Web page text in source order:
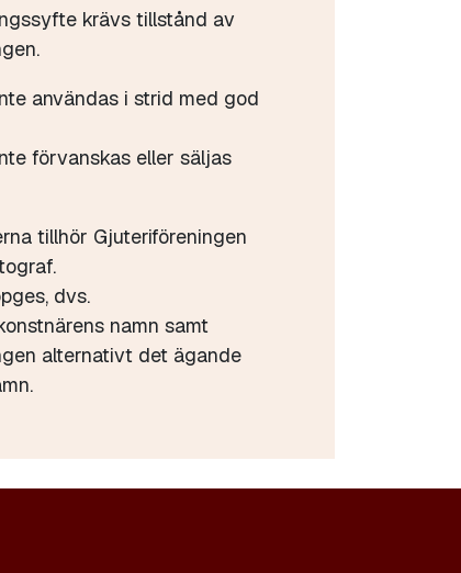
krävs tillstånd av
användas i strid med god
förvanskas eller säljas
tillhör Gjuteriföreningen
dvs.
namn samt
alternativt det ägande